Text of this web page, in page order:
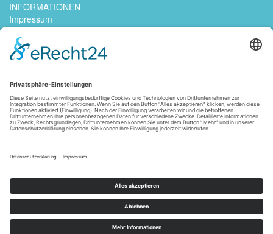
INFORMATIONEN
Impressum
Datenschutzerklärung
Kontakt
Jobs
Widerrufsrecht
Versandarten
FOLGE UNS
Alle Preise inkl. Mehrwertsteuer